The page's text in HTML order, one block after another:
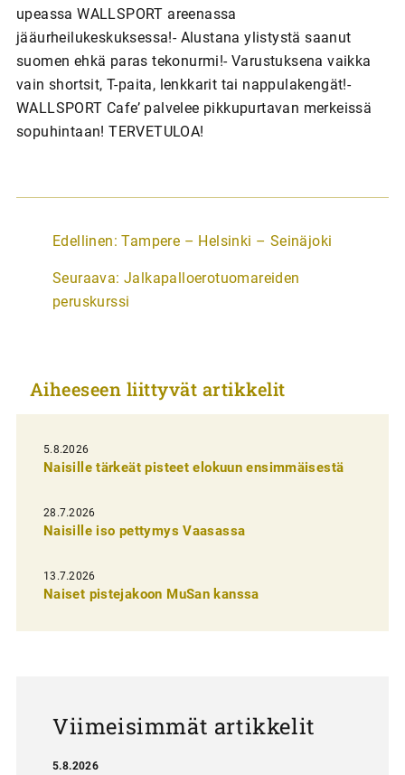
upeassa WALLSPORT areenassa
jääurheilukeskuksessa!- Alustana ylistystä saanut
suomen ehkä paras tekonurmi!- Varustuksena vaikka
vain shortsit, T-paita, lenkkarit tai nappulakengät!-
WALLSPORT Cafe’ palvelee pikkupurtavan merkeissä
sopuhintaan! TERVETULOA!
A
t
i
e
i
e
n
s
e
l
Edellinen: Tampere – Helsinki – Seinäjoki
Seuraava: Jalkapalloerotuomareiden
peruskurssi
Aiheeseen liittyvät artikkelit
5.8.2026
Naisille tärkeät pisteet elokuun ensimmäisestä
28.7.2026
Naisille iso pettymys Vaasassa
13.7.2026
Naiset pistejakoon MuSan kanssa
Viimeisimmät artikkelit
5.8.2026